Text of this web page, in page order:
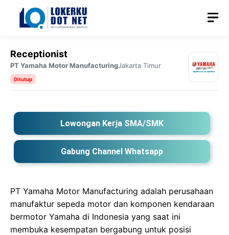
Langsung
Receptionist
PT Yamaha Motor ManufacturingJakarta Timur
Ditutup
Lowongan Kerja SMA/SMK
Gabung Channel Whatsapp
PT Yamaha Motor Manufacturing adalah perusahaan
manufaktur sepeda motor dan komponen kendaraan
bermotor Yamaha di Indonesia yang saat ini
membuka kesempatan bergabung untuk posisi